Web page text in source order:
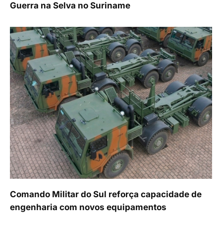
Guerra na Selva no Suriname
Comando Militar do Sul reforça capacidade de
engenharia com novos equipamentos